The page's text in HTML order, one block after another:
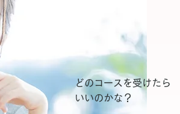
どのコースを受けたら
いいのかな？